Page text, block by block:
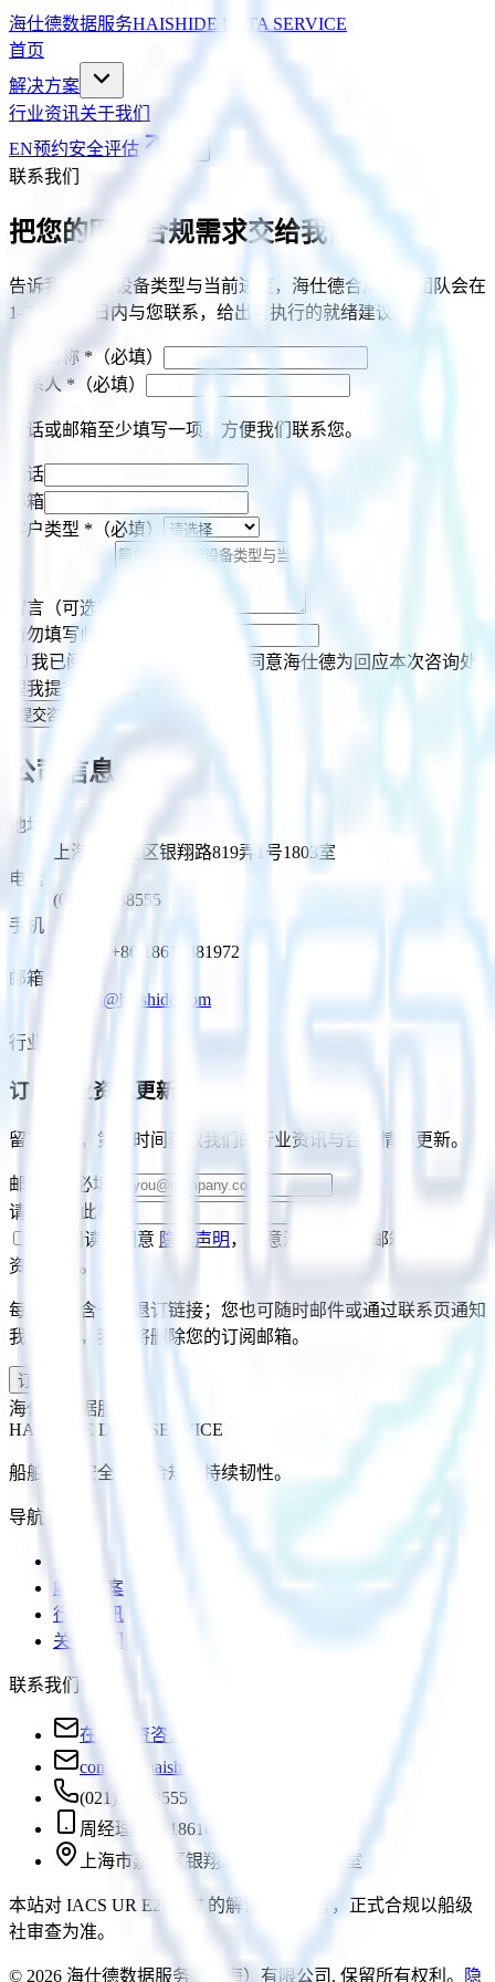
海仕德数据服务HAISHIDE DATA SERVICE
首页
解决方案
行业资讯关于我们
EN预约安全评估
联系我们
把您的网络合规需求交给我们
告诉我们您的设备类型与当前进度，海仕德合规工程团队会在
1–2 个工作日内与您联系，给出可执行的就绪建议。
公司名称 * （必填）
联系人 * （必填）
电话或邮箱至少填写一项，方便我们联系您。
电话
邮箱
客户类型 * （必填）
留言（可选）
请勿填写此栏
我已阅读并同意
，同意海仕德为回应本次咨询处
理我提交的信息。
提交咨询
公司信息
地址
上海市嘉定区银翔路819弄1号1803室
电话
(021)36588555
手机
周经理 +86 18616881972
邮箱
contact@haishide.com
行业资讯
订阅行业资讯更新
留下邮箱，第一时间获取我们的行业资讯与合规情报更新。
邮箱
（必填）
请勿填写此栏
我已阅读并同意 隐私声明 ，同意海仕德向此邮箱推送行业
资讯更新。
每封邮件含一键退订链接；您也可随时邮件或通过联系页通知
我们退订，我们将删除您的订阅邮箱。
订阅
海仕德数据服务
HAISHIDE DATA SERVICE
船舶网络安全，从合规到持续韧性。
导航
解决方案
行业资讯
关于我们
联系我们
在线留资咨询
contact@haishide.com
(021)36588555
周经理 +86 18616881972
上海市嘉定区银翔路819弄1号1803室
本站对 IACS UR E26/E27 的解读仅供参考，正式合规以船级
社审查为准。
© 2026 海仕德数据服务（上海）有限公司 . 保留所有权利。 隐